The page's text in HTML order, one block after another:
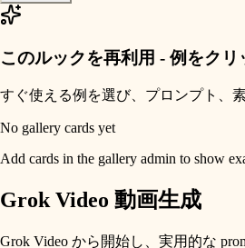
このルックを再利用 - 例をクリ
すぐ使える例を選び、プロンプト、
No gallery cards yet
Add cards in the gallery admin to show
Grok Video 動画生成
Grok Video から開始し、実用的な